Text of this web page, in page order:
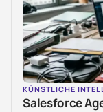
KÜNSTLICHE
Salesforce